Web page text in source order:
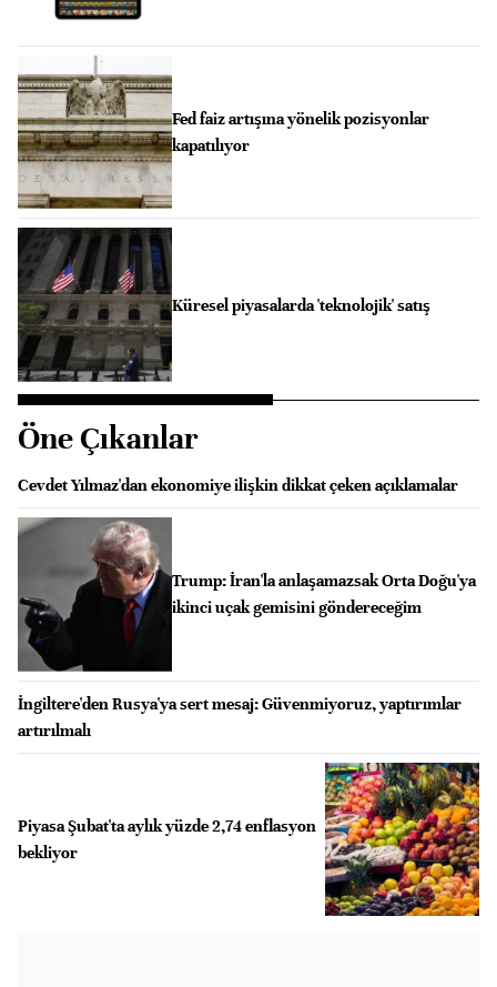
Fed faiz artışına yönelik pozisyonlar
kapatılıyor
Küresel piyasalarda 'teknolojik' satış
Öne Çıkanlar
Cevdet Yılmaz'dan ekonomiye ilişkin dikkat çeken açıklamalar
Trump: İran'la anlaşamazsak Orta Doğu'ya
ikinci uçak gemisini göndereceğim
İngiltere'den Rusya'ya sert mesaj: Güvenmiyoruz, yaptırımlar
artırılmalı
Piyasa Şubat'ta aylık yüzde 2,74 enflasyon
bekliyor